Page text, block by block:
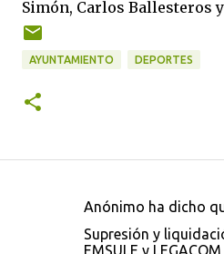
Simón, Carlos Ballesteros
AYUNTAMIENTO DEPORTES
Anónimo ha dicho
Supresión y
EMSULE y LEGACOM